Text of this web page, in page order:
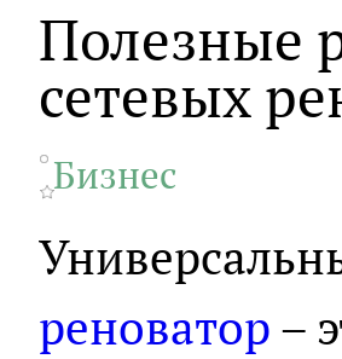
Полезные
сетевых
Бизнес
реноватор–